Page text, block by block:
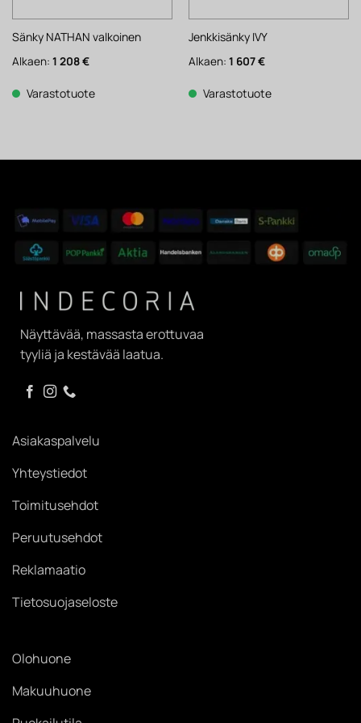
Sänky NATHAN valkoinen
Alkaen: 1 208€
Varastotuote
Jenkkisänky IVY
Alkaen: 1 607€
Varastotuote
Näyttävää, massasta erottuvaa
tyyliä ja kestävää laatua.
Asiakaspalvelu
Yhteystiedot
Toimitusehdot
Peruutusehdot
Reklamaatio
Tietosuojaseloste
Olohuone
Makuuhuone